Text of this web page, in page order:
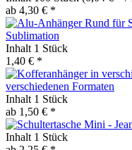
ab 4,30 € *
Sublimation
Inhalt 1 Stück
1,40 € *
verschiedenen Formaten
Inhalt 1 Stück
ab 1,50 € *
Inhalt 1 Stück